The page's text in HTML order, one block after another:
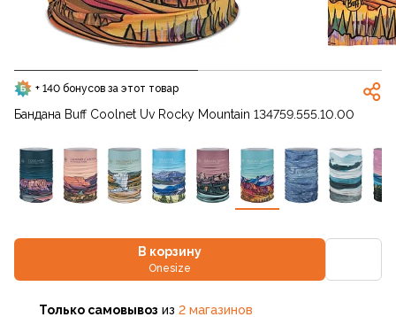
+ 140 бонусов за этот товар
Бандана Buff Coolnet Uv Rocky Mountain 134759.555.10.00
В корзину
Onesize
Только самовывоз из 2 магазинов